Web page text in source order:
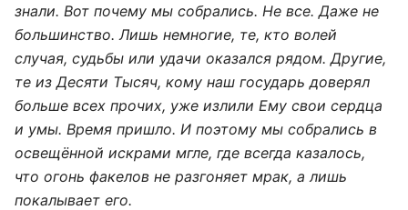
знали. Вот почему мы собрались. Не все. Даже не
большинство. Лишь немногие, те, кто волей
случая, судьбы или удачи оказался рядом. Другие,
те из Десяти Тысяч, кому наш государь доверял
больше всех прочих, уже излили Ему свои сердца
и умы. Время пришло. И поэтому мы собрались в
освещённой искрами мгле, где всегда казалось,
что огонь факелов не разгоняет мрак, а лишь
покалывает его.